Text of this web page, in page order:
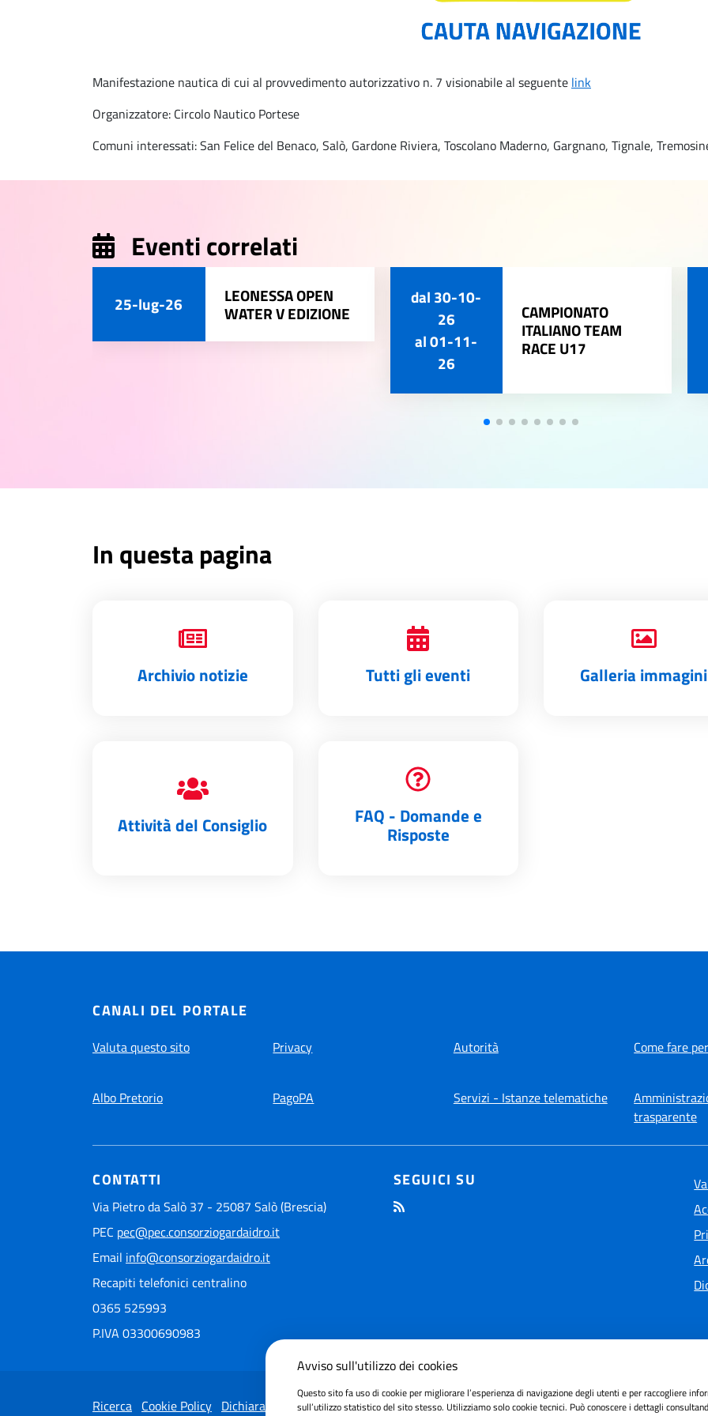
Manifestazione nautica di cui al provvedimento autorizzativo n. 7 visionabile al seguente link
Organizzatore: Circolo Nautico Portese
Comuni interessati: San Felice del Benaco, Salò, Gardone Riviera, Toscolano Maderno, Gargnano, Tignale,
Eventi correlati
25-lug-26 LEONESSA OPEN
WATER V EDIZIONE
dal 30-10-
26
al01-11-
26
CAMPIONATO
ITALIANO TEAM
RACE U17
In questa pagina
Archivio notizie Tutti gli eventi Galleria immagini
Attività del Consiglio FAQ - Domande e
Risposte
CANALI DEL PORTALE
Valuta questo sito Privacy Autorità Come fare
Albo Pretorio PagoPA Servizi - Istanze telematiche
trasparente
CONTATTI
Via Pietro da Salò 37 - 25087 Salò (Brescia)
PEC pec@pec.consorziogardaidro.it
Email info@consorziogardaidro.it
Recapiti telefonici centralino
0365 525993
P.IVA 03300690983
SEGUICI SU
Ricerca Cookie Policy Dichiarazione di accessibilità
Avviso sull'utilizzo dei cookies
Questo sito fa uso di cookie per migliorare l’esperienza di navigazione degli utenti e per raccogliere
sull’utilizzo statistico del sito stesso. Utilizziamo solo cookie tecnici. Può conoscere i dettagli